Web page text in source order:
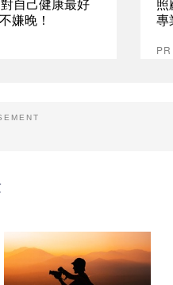
自己健康最好
嫌晚！
專